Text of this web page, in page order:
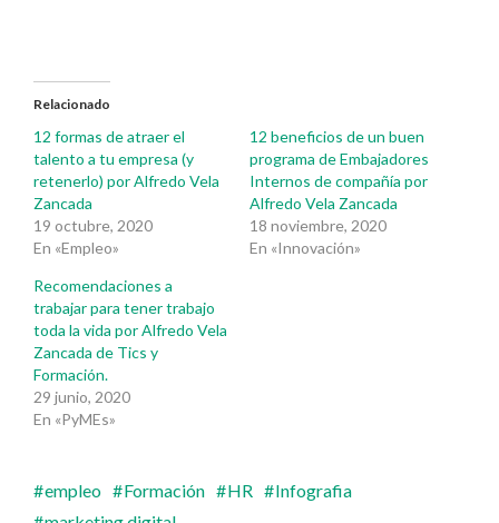
Relacionado
12 formas de atraer el
talento a tu empresa (y
retenerlo) por Alfredo Vela
Zancada
19 octubre, 2020
En «Empleo»
12 beneficios de un buen
programa de Embajadores
Internos de compañía por
Alfredo Vela Zancada
18 noviembre, 2020
En «Innovación»
Recomendaciones a
trabajar para tener trabajo
toda la vida por Alfredo Vela
Zancada de Tics y
Formación.
29 junio, 2020
En «PyMEs»
empleo Formación HR
Infografia